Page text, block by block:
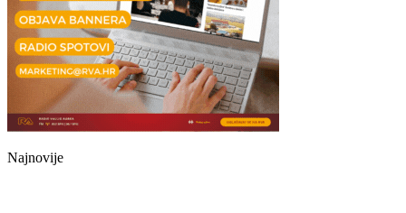
Najnovije